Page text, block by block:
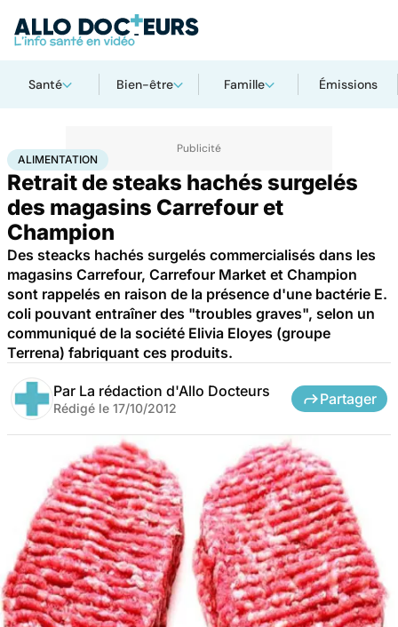
Santé Bien-être Famille Émissions
AccueilSantéMaladies Alimentation
ALIMENTATION
Retrait de steaks hachés surgelés
des magasins Carrefour et
Champion
Des steacks hachés surgelés commercialisés dans les
magasins Carrefour, Carrefour Market et Champion
sont rappelés en raison de la présence d'une bactérie E.
coli pouvant entraîner des "troubles graves", selon un
communiqué de la société Elivia Eloyes (groupe
Terrena) fabriquant ces produits.
Par La rédaction d'Allo Docteurs
Rédigé le 17/10/2012
Partager